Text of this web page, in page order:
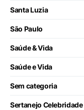
Santa Luzia
São Paulo
Saúde & Vida
Saúde e Vida
Sem categoria
Sertanejo Celebridade